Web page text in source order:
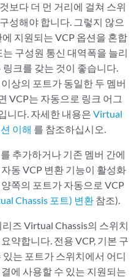
보다 더 먼 거리에 걸쳐 스위
성해야 합니다. 그렇지 않으
지원되는 VCP 옵션을 혼합
구성원 통신 대역폭을 늘리
크를 갖는 것이 좋습니다.
상의 포트가 동일한 두 멤버
VCP는 자동으로 링크 어그
니다. 자세한 내용은 Virtual
이해 를 참조하십시오.
추가하거나 기존 멤버 간에
동 VCP 변환 기능이 활성화
쪽의 포트가 자동으로 VCP
Chassis 포트) 변환 참조).
즈 Virtual Chassis의 스위치
약합니다. 전용 VCP, 기본 구
는 포트가 스위치에서 어디
에 사용할 수 있는 지원되는